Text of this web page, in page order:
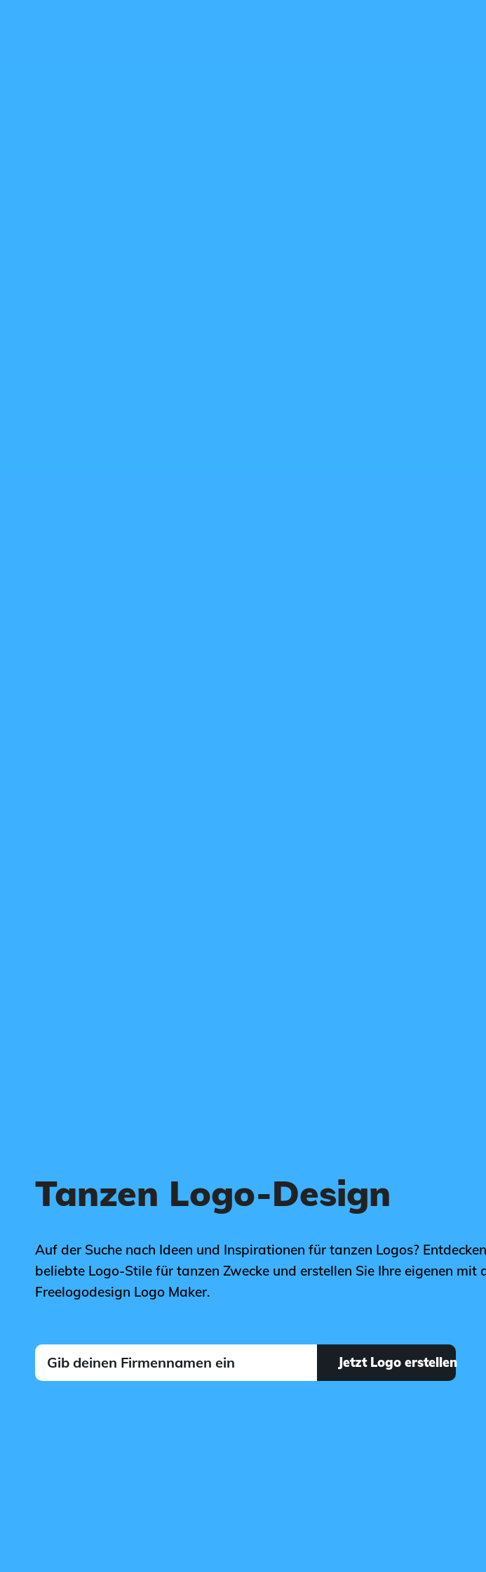
Tanzen Logo-Design
Auf der Suche nach Ideen und Inspirationen für tanzen Logos?
beliebte Logo-Stile für tanzen Zwecke und erstellen Sie Ihre eigenen mit
Freelogodesign Logo Maker.
Jetzt Logo erstellen